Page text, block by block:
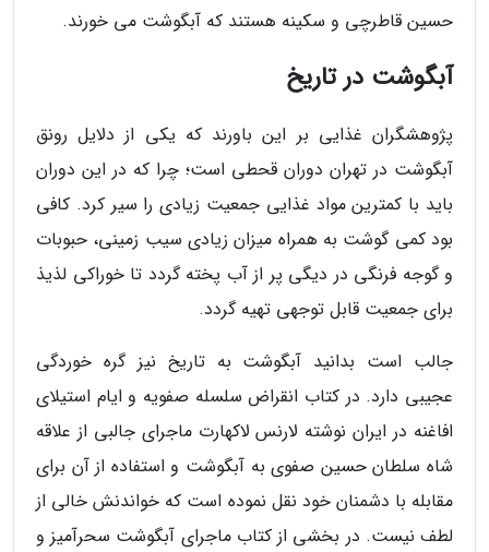
حسین قاطرچی و سکینه هستند که آبگوشت می خورند.
آبگوشت در تاریخ
پژوهشگران غذایی بر این باورند که یکی از دلایل رونق
آبگوشت در تهران دوران قحطی است؛ چرا که در این دوران
باید با کمترین مواد غذایی جمعیت زیادی را سیر کرد. کافی
بود کمی گوشت به همراه میزان زیادی سیب زمینی، حبوبات
و گوجه فرنگی در دیگی پر از آب پخته گردد تا خوراکی لذیذ
برای جمعیت قابل توجهی تهیه گردد.
جالب است بدانید آبگوشت به تاریخ نیز گره خوردگی
عجیبی دارد. در کتاب انقراض سلسله صفویه و ایام استیلای
افاغنه در ایران نوشته لارنس لاکهارت ماجرای جالبی از علاقه
شاه سلطان حسین صفوی به آبگوشت و استفاده از آن برای
مقابله با دشمنان خود نقل نموده است که خواندنش خالی از
لطف نیست. در بخشی از کتاب ماجرای آبگوشت سحرآمیز و